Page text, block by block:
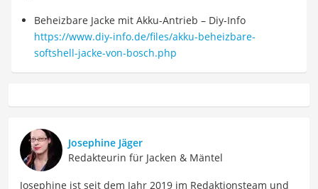
Beheizbare Jacke mit Akku-Antrieb – Diy-Info
https://www.diy-info.de/files/akku-beheizbare-
softshell-jacke-von-bosch.php
Josephine Jäger
Redakteurin für Jacken & Mäntel
Josephine ist seit dem Jahr 2019 im Redaktionsteam und